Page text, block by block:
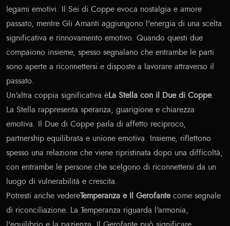
legami emotivi. Il Sei di Coppe evoca nostalgia e amore
passato, mentre Gli Amanti aggiungono l'energia di una scelta
significativa e rinnovamento emotivo. Quando questi due
compaiono insieme, spesso segnalano che entrambe le parti
sono aperte a riconnettersi e disposte a lavorare attraverso il
passato.
Un'altra coppia significativa èLa Stella con il Due di Coppe.
La Stella rappresenta speranza, guarigione e chiarezza
emotiva. Il Due di Coppe parla di affetto reciproco,
partnership equilibrata e unione emotiva. Insieme, riflettono
spesso una relazione che viene ripristinata dopo una difficoltà,
con entrambe le persone che scelgono di riconnettersi da un
luogo di vulnerabilità e crescita.
Potresti anche vedereTemperanza e Il Gerofantecome segnale
di riconciliazione. La Temperanza riguarda l'armonia,